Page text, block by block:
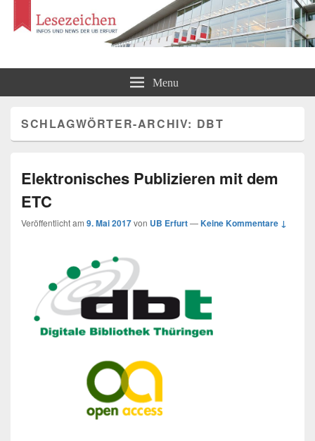
Lesezeichen Menu
SCHLAGWÖRTER-ARCHIV: DBT
Elektronisches Publizieren mit dem
ETC
Veröffentlicht am 9. Mai 2017von UB Erfurt—Keine Kommentare ↓